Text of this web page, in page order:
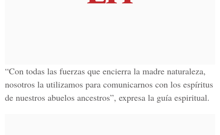
“Con todas las fuerzas que encierra la madre naturaleza,
nosotros la utilizamos para comunicarnos con los espíritus
de nuestros abuelos ancestros”, expresa la guía espiritual.